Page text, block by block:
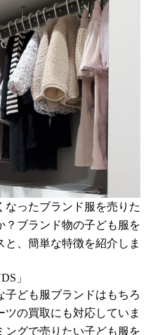
ったブランド服を売りた
？ブランド物の子ども服を
、簡単な特徴を紹介しま
」
子ども服ブランドはもちろ
の買取にも対応していま
ングで売りたい子ども服を